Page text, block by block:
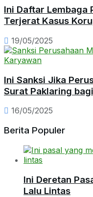
Ini Daftar Lembaga
Terjerat Kasus
19/05/2025
Ini Sanksi Jika
Surat Paklaring
16/05/2025
Berita Populer
Ini Deretan
Lalu Lintas